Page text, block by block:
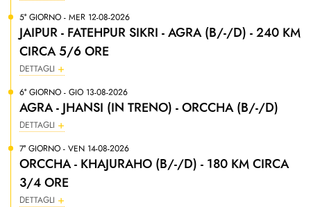
5° GIORNO - MER 12-08-2026
JAIPUR - FATEHPUR SIKRI - AGRA (B/-/D) - 240 KM
CIRCA 5/6 ORE
DETTAGLI
6° GIORNO - GIO 13-08-2026
AGRA - JHANSI (IN TRENO) - ORCCHA (B/-/D)
DETTAGLI
7° GIORNO - VEN 14-08-2026
ORCCHA - KHAJURAHO (B/-/D) - 180 KM CIRCA
3/4 ORE
DETTAGLI